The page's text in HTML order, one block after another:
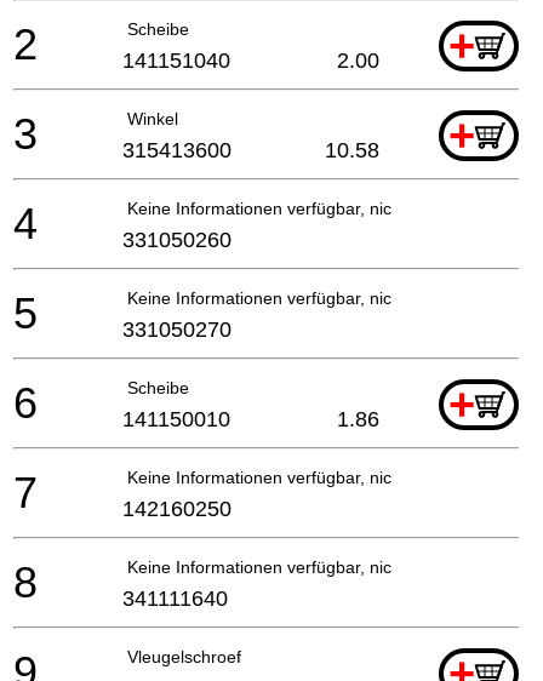
Scheibe +
2 141151040 2.00
Winkel +
3 315413600 10.58
Keine Informationen verfügbar, nicht bestellbar
4 331050260
Keine Informationen verfügbar, nicht bestellbar
5 331050270
Scheibe +
6 141150010 1.86
Keine Informationen verfügbar, nicht bestellbar
7 142160250
Keine Informationen verfügbar, nicht bestellbar
8 341111640
Vleugelschroef